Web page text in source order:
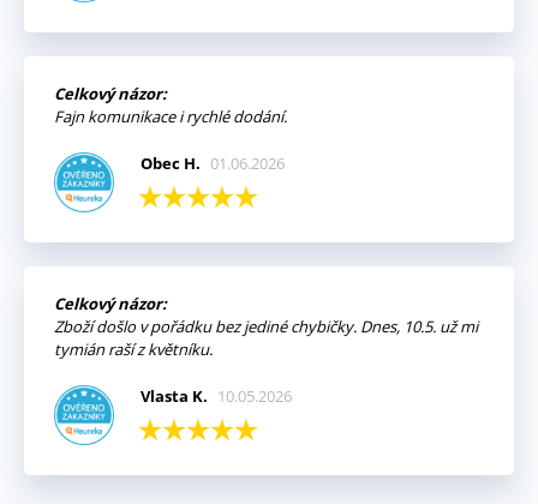
Celkový názor:
Fajn komunikace i rychlé dodání.
Obec H. 01.06.2026
Celkový názor:
Zboží došlo v pořádku bez jediné chybičky. Dnes, 10.5. už mi
tymián raší z květníku.
Vlasta K. 10.05.2026